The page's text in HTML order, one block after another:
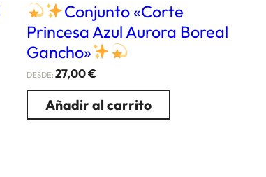
Conjunto «Corte
Princesa Azul Aurora Boreal
Gancho»
DESDE: 27,00€
Añadir al carrito